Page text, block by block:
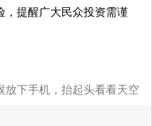
，提醒广大民众投资需谨
放下手机，抬起头看看天空